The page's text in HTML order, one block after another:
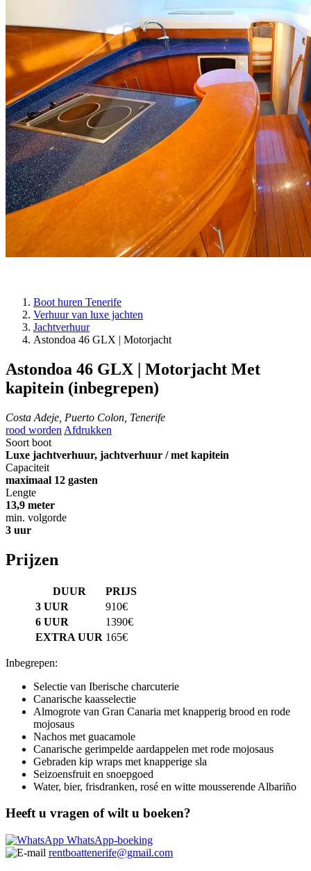
Boot huren Tenerife
Verhuur van luxe jachten
Jachtverhuur
Astondoa 46 GLX | Motorjacht
Astondoa 46 GLX | Motorjacht Met
kapitein (inbegrepen)
Costa Adeje, Puerto Colon, Tenerife
rood worden Afdrukken
Soort boot
Luxe jachtverhuur, jachtverhuur / met kapitein
Capaciteit
maximaal 12 gasten
Lengte
13,9 meter
min. volgorde
3 uur
Prijzen
DUUR
PRIJS
3 UUR
910€
6 UUR
1390€
EXTRA UUR 165€
Inbegrepen:
Selectie van Iberische charcuterie
Canarische kaasselectie
Almogrote van Gran Canaria met knapperig brood en rode
mojosaus
Nachos met guacamole
Canarische gerimpelde aardappelen met rode mojosaus
Gebraden kip wraps met knapperige sla
Seizoensfruit en snoepgoed
Water, bier, frisdranken, rosé en witte mousserende Albariño
Heeft u vragen of wilt u boeken?
WhatsApp-boeking
rentboattenerife@gmail.com